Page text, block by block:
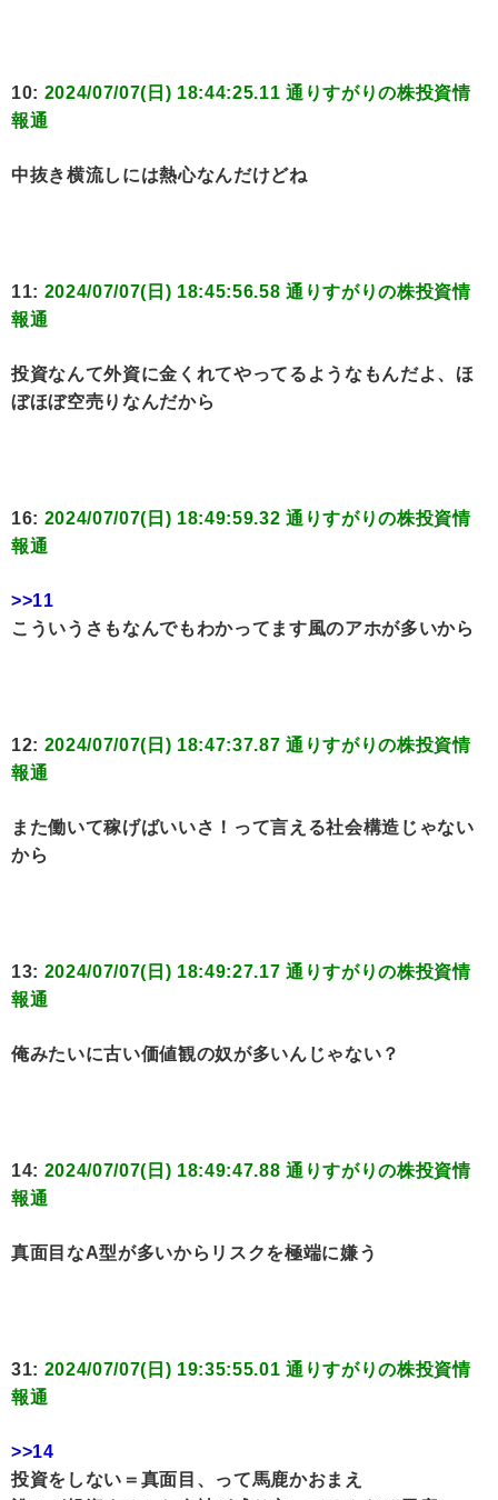
10: 2024/07/07(日) 18:44:25.11 通りすがりの株投資情
報通
中抜き横流しには熱心なんだけどね
11: 2024/07/07(日) 18:45:56.58 通りすがりの株投資情
報通
投資なんて外資に金くれてやってるようなもんだよ、ほ
ぼほぼ空売りなんだから
16: 2024/07/07(日) 18:49:59.32 通りすがりの株投資情
報通
>>11
こういうさもなんでもわかってます風のアホが多いから
12: 2024/07/07(日) 18:47:37.87 通りすがりの株投資情
報通
また働いて稼げばいいさ！って言える社会構造じゃない
から
13: 2024/07/07(日) 18:49:27.17 通りすがりの株投資情
報通
俺みたいに古い価値観の奴が多いんじゃない？
14: 2024/07/07(日) 18:49:47.88 通りすがりの株投資情
報通
真面目なA型が多いからリスクを極端に嫌う
31: 2024/07/07(日) 19:35:55.01 通りすがりの株投資情
報通
>>14
投資をしない＝真面目、って馬鹿かおまえ